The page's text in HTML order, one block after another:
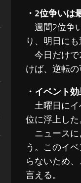
・2位争いは
週間2位争
り、明日に
今日だけで
けば、逆転の
・イベント
土曜日にイ
位に浮上した
ニュースに
う。このイ
らないため
言える。